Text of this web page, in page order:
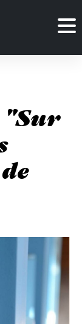
"Sur